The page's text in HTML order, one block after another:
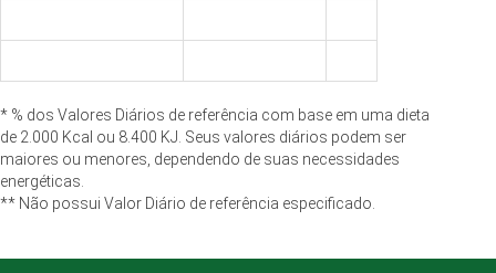
* % dos Valores Diários de referência com base em uma dieta
de 2.000 Kcal ou 8.400 KJ. Seus valores diários podem ser
maiores ou menores, dependendo de suas necessidades
energéticas.
** Não possui Valor Diário de referência especificado.